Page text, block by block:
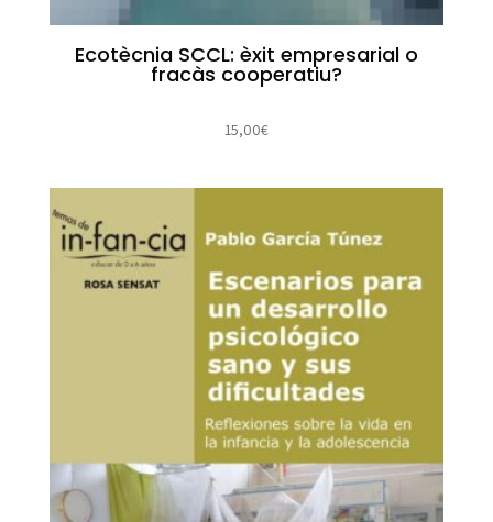
Ecotècnia SCCL: èxit empresarial o
fracàs cooperatiu?
15,00€